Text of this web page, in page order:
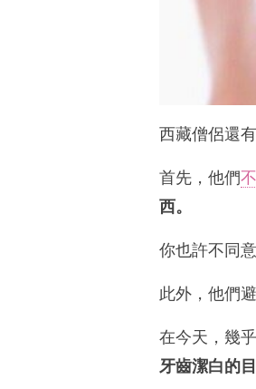
西藏僧侶還
首先，他們
西。
你也許不同
此外，他們
在今天，幾
牙齒潔白的